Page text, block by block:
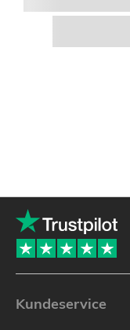
Kundeservice